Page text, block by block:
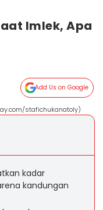
Imlek, Apa
Add Us on Google
stafichukanatoly)
kadar
kandungan